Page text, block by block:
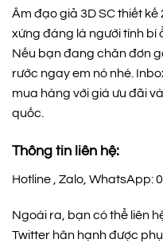
Âm đạo giả 3D SC thiết
xứng đáng là người tình bí
Nếu bạn đang chăn đơn
rước ngay em nó nhé.
mua hàng với giá ưu đãi
quốc.
Thông tin liên hệ:
Hotline , Zalo, WhatsApp:
Ngoài ra, bạn có thể liên
Twitter hân hạnh được